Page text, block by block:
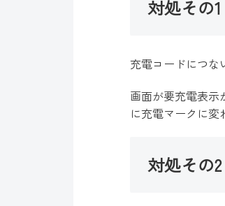
対処その
充電コードにつな
画面が要充電表示
に充電マークに変
対処その